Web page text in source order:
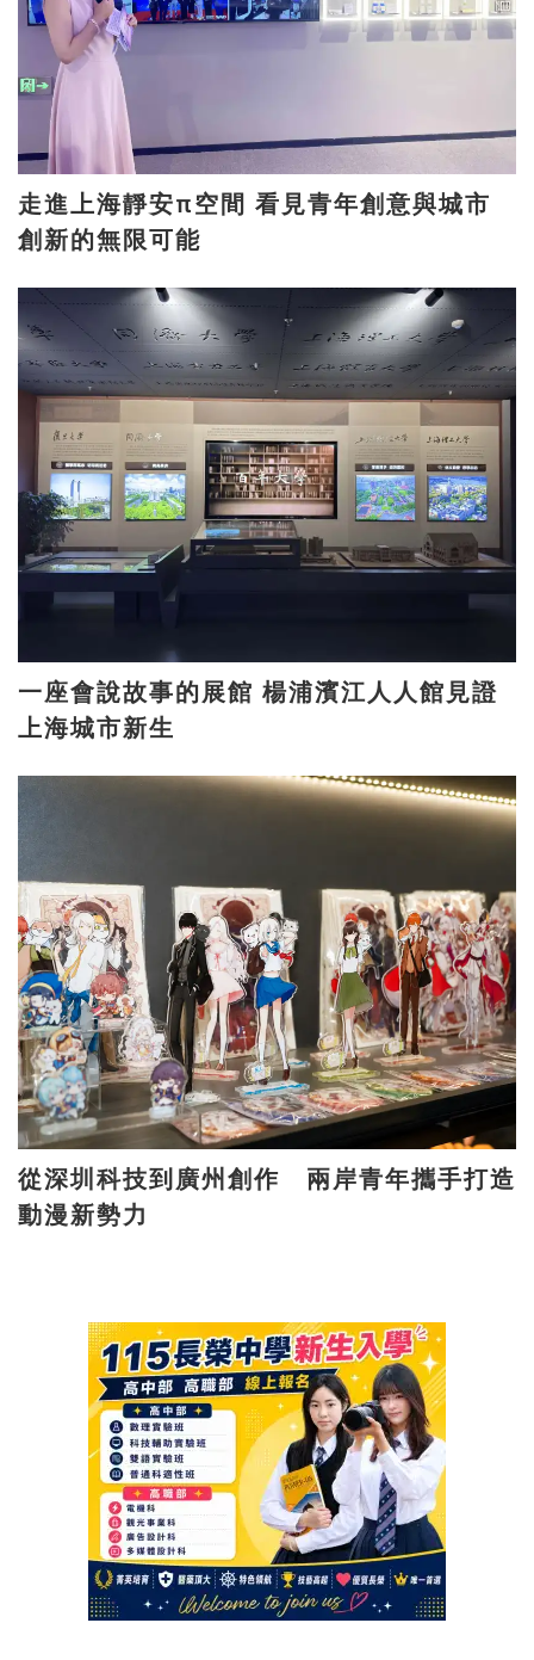
走進上海靜安π空間 看見青年創意與城市
創新的無限可能
一座會說故事的展館 楊浦濱江人人館見證
上海城市新生
從深圳科技到廣州創作 兩岸青年攜手打造
動漫新勢力